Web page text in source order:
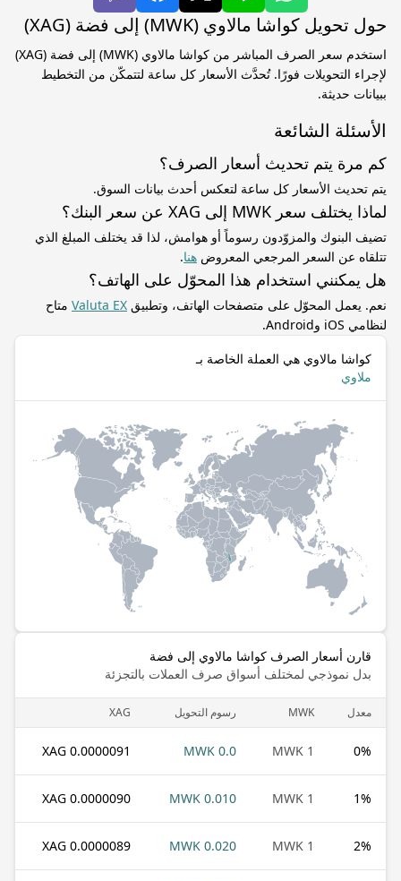
حول تحويل كواشا مالاوي (MWK) إلى فضة (XAG)
استخدم سعر الصرف المباشر من كواشا مالاوي (MWK) إلى فضة (XAG)
لإجراء التحويلات فورًا. تُحدَّث الأسعار كل ساعة لتتمكّن من التخطيط
ببيانات حديثة.
الأسئلة الشائعة
كم مرة يتم تحديث أسعار الصرف؟
يتم تحديث الأسعار كل ساعة لتعكس أحدث بيانات السوق.
لماذا يختلف سعر MWK إلى XAG عن سعر البنك؟
تضيف البنوك والمزوّدون رسوماً أو هوامش، لذا قد يختلف المبلغ الذي
تتلقاه عن السعر المرجعي المعروض هنا.
هل يمكنني استخدام هذا المحوّل على الهاتف؟
نعم. يعمل المحوّل على متصفحات الهاتف، وتطبيق Valuta EX متاح
لنظامي iOS وAndroid.
كواشا مالاوي هي العملة الخاصة بـ
ملاوي
قارن أسعار الصرف كواشا مالاوي إلى فضة
بدل نموذجي لمختلف أسواق صرف العملات بالتجزئة
معدل MWK رسوم التحويل XAG
0%
1 MWK
0.0 MWK
0.0000091 XAG
1%
1 MWK
0.010 MWK
0.0000090 XAG
2%
1 MWK
0.020 MWK
0.0000089 XAG